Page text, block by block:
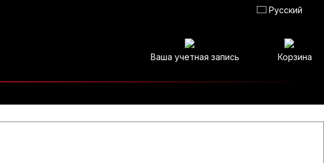
Русский
Ваша учетная запись Корзина